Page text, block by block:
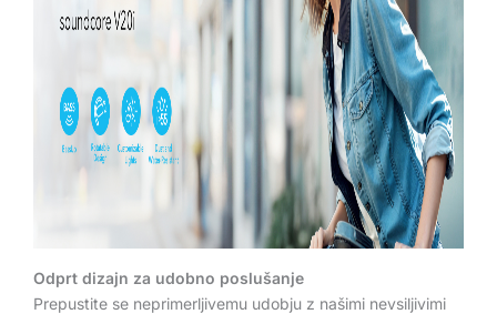
Odprt dizajn za udobno poslušanje
Prepustite se neprimerljivemu udobju z našimi nevsiljivimi